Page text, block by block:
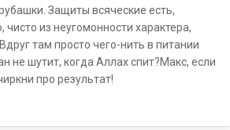
Защиты всяческие есть,
из неугомонности характера,
там просто чего-нить в питании
не шутит, когда Аллах спит?Макс, если
про результат!